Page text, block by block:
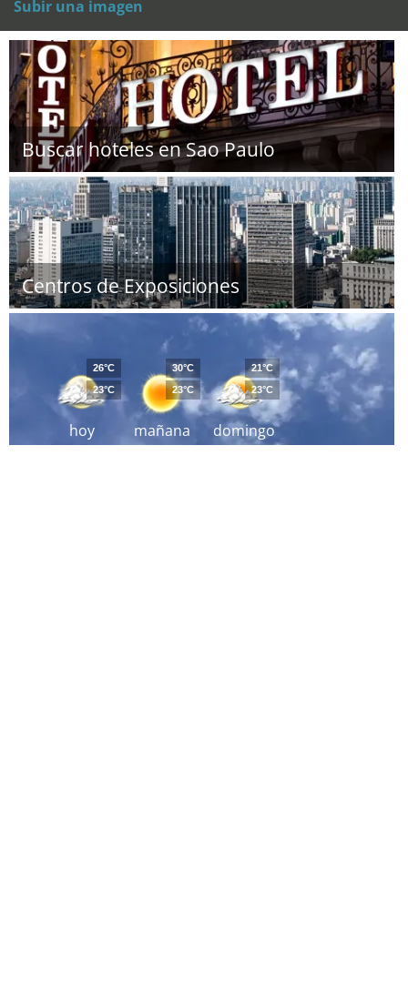
Subir una imagen
Buscar hoteles en Sao Paulo
Centros de Exposiciones
hoy
26°C
23°C
mañana
30°C
23°C
domingo
21°C
23°C